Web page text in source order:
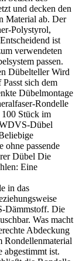
Füllschaum B1
mit
der
Wind
vom
im W-
B1
und decken den
Material ab. Der
Polystyrol,
ist
verwendeten
passen.
Dübelteller Wird
sich dem
Dübelmontage
Rondelle
Stück im
Dübel
passende
Dübel Die
Eine
in das
Dämmstoff. Die
Was macht
Abdeckung
Rondellenmaterial
abgestimmt ist.